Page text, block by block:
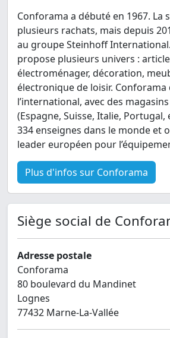
Conforama a débuté en 1967. La
plusieurs rachats, mais depuis
au groupe Steinhoff
propose plusieurs univers :
électroménager, décoration,
électronique de loisir. Conforama
l’international, avec des
(Espagne, Suisse, Italie, Portugal,
334 enseignes dans le monde et
leader européen pour
Plus d'infos sur Conforama
Siège social de
Adresse postale
Conforama
80 boulevard du Mandinet
Lognes
77432 Marne-La-Vallée